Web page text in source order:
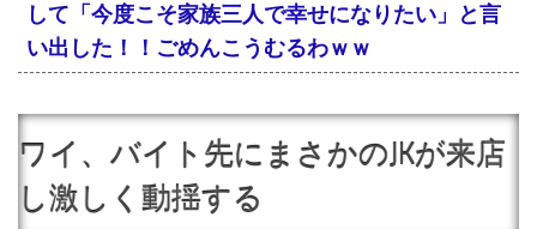
して「今度こそ家族三人で幸せになりたい」と言
い出した！！ごめんこうむるわｗｗ
ワイ、バイト先にまさかのJKが来店
し激しく動揺する